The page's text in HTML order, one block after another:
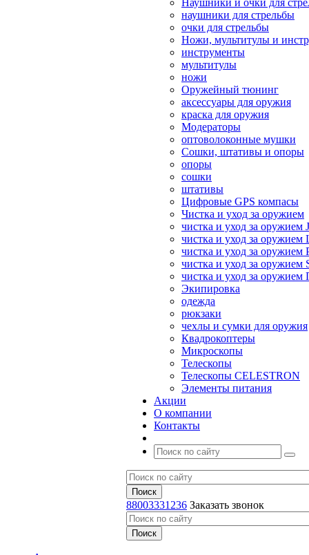
Наушники и очки для
наушники для стрельбы
очки для стрельбы
Ножи, мультитулы и
инструменты
мультитулы
ножи
Оружейный тюнинг
аксессуары для оружия
краска для оружия
Модераторы
оптоволоконные мушки
Сошки, штативы и опоры
опоры
сошки
штативы
Цифровые GPS компасы
Чистка и уход за оружием
чистка и уход за оружием
чистка и уход за оружием
чистка и уход за оружием
чистка и уход за оружием
чистка и уход за
Экипировка
одежда
рюкзаки
чехлы и сумки для оружия
Квадрокоптеры
Микроскопы
Телескопы
Телескопы CELESTRON
Элементы питания
Акции
О компании
Контакты
88003331236 Заказать звонок